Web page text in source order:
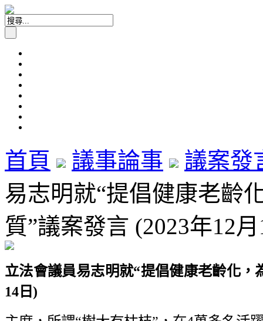
首頁 議事論事
議案發
易志明就“提倡健康老齡
質”議案發言 (2023年12
立法會議員易志明就“提倡健康老齡化，
14日)